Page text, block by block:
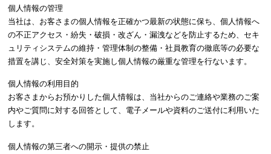
個人情報の管理
当社は、お客さまの個人情報を正確かつ最新の状態に保ち、個人情報へ
の不正アクセス・紛失・破損・改ざん・漏洩などを防止するため、セキ
ュリティシステムの維持・管理体制の整備・社員教育の徹底等の必要な
措置を講じ、安全対策を実施し個人情報の厳重な管理を行ないます。
個人情報の利用目的
お客さまからお預かりした個人情報は、当社からのご連絡や業務のご案
内やご質問に対する回答として、電子メールや資料のご送付に利用いた
します。
個人情報の第三者への開示・提供の禁止